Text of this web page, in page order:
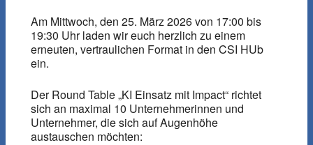
Am Mittwoch, den 25. März 2026 von 17:00 bis
19:30 Uhr laden wir euch herzlich zu einem
erneuten, vertraulichen Format in den CSI HUb
ein.
Der Round Table „KI Einsatz mit Impact“ richtet
sich an maximal 10 Unternehmerinnen und
Unternehmer, die sich auf Augenhöhe
austauschen möchten: